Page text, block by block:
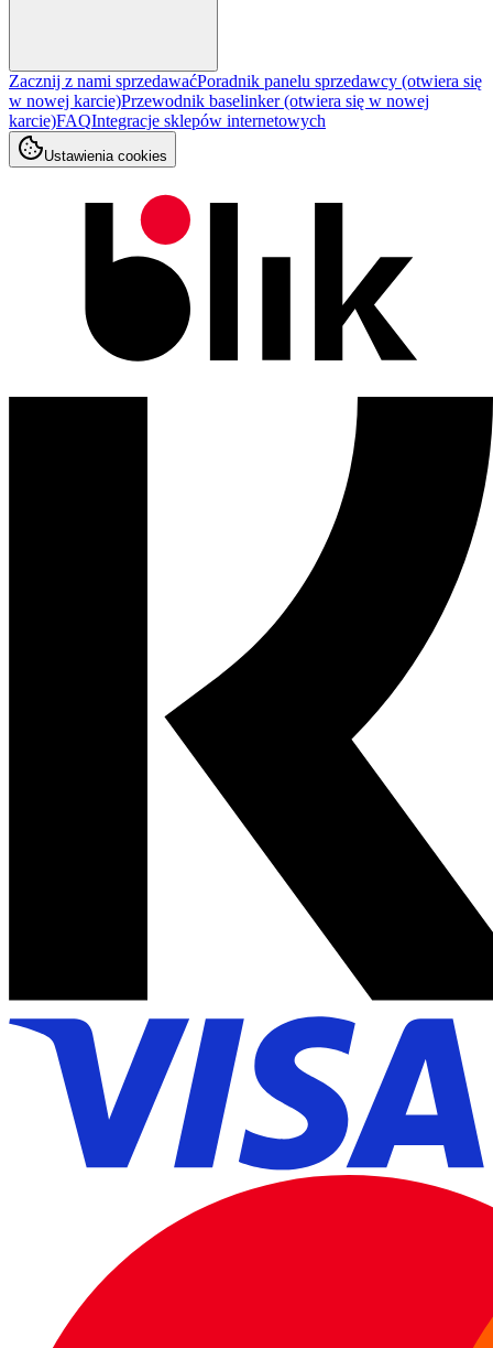
Zacznij z nami sprzedawaćPoradnik panelu sprzedawcy (otwiera się
w nowej karcie)Przewodnik baselinker(otwiera się w nowej
karcie)FAQIntegracje sklepów internetowych
Ustawienia cookies